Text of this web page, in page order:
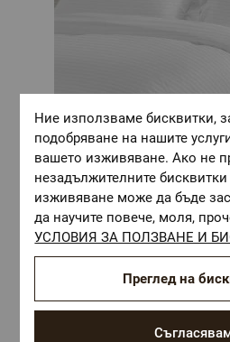
части
Двоен комплект с 2 плика
Ние използваме бисквитки,
подобряване на нашите
вашето изживяване. Ако не
незадължителните
изживяване може да бъде
да научите повече, моля,
УСЛОВИЯ ЗА ПОЛЗВАНЕ И
Преглед на